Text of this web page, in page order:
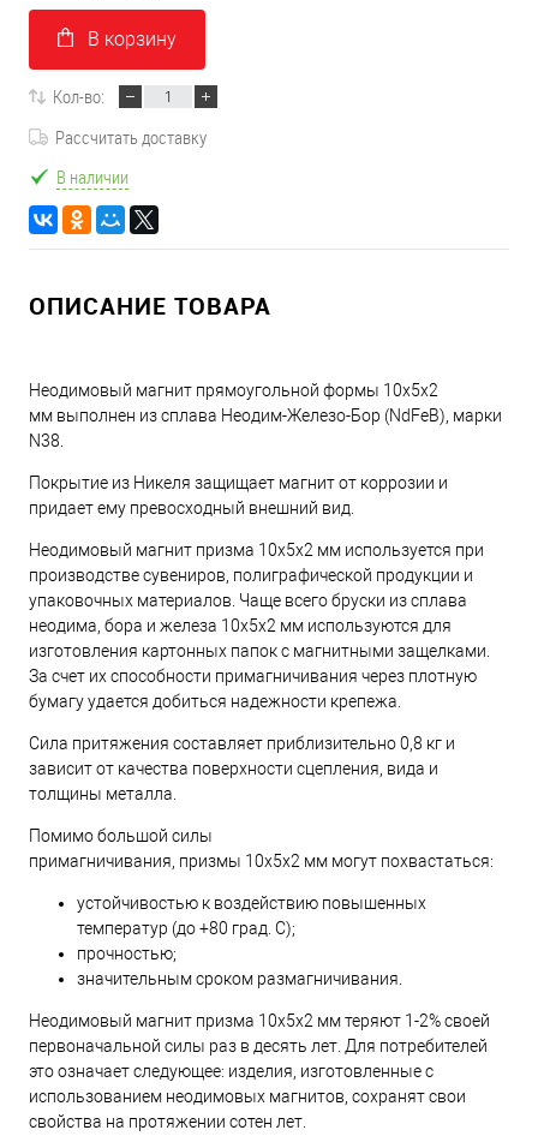
В корзину
Кол-во:
Рассчитать доставку
В наличии
ОПИСАНИЕ ТОВАРА
Неодимовый магнит прямоугольной формы 10х5х2
мм выполнен из сплава Неодим-Железо-Бор (NdFeB), марки
N38.
Покрытие из Никеля защищает магнит от коррозии и
придает ему превосходный внешний вид.
Неодимовый магнит призма 10х5х2 мм используется при
производстве сувениров, полиграфической продукции и
упаковочных материалов. Чаще всего бруски из сплава
неодима, бора и железа 10х5х2 мм используются для
изготовления картонных папок с магнитными защелками.
За счет их способности примагничивания через плотную
бумагу удается добиться надежности крепежа.
Сила притяжения составляет приблизительно 0,8 кг и
зависит от качества поверхности сцепления, вида и
толщины металла.
Помимо большой силы
примагничивания, призмы 10х5х2 мм могут похвастаться:
устойчивостью к воздействию повышенных
температур (до +80 град. C);
прочностью;
значительным сроком размагничивания.
Неодимовый магнит призма 10х5х2 мм теряют 1-2% своей
первоначальной силы раз в десять лет. Для потребителей
это означает следующее: изделия, изготовленные с
использованием неодимовых магнитов, сохранят свои
свойства на протяжении сотен лет.